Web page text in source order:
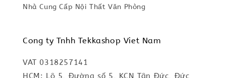
Nhà Cung Cấp Nội Thất Văn Phòng
Cong ty Tnhh Tekkashop Viet Nam
VAT 0318257141
HCM: Lô 5, Đường số 5, KCN Tân Đức, Đức